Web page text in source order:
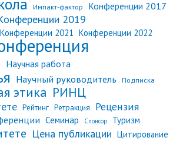
Импакт-фактор Конференции 2017
2019
Конференции 2021 Конференции 2022
Научная работа
Научный руководитель Подписка
этика РИНЦ
Рейтинг Ретракция Рецензия
Семинар Спонсор Туризм
Цена публикации Цитирование